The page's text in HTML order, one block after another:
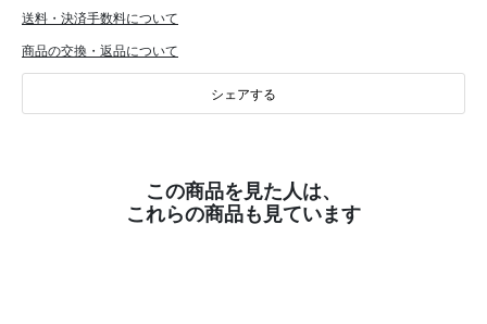
送料・決済手数料について
商品の交換・返品について
シェアする
この商品を見た人は、
これらの商品も見ています